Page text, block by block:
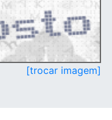
[trocar imagem]